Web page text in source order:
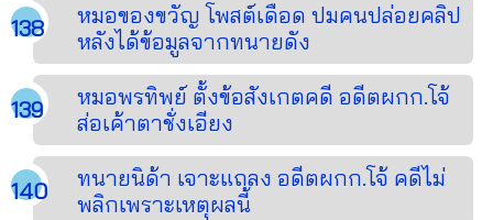
หมอของขวัญ โพสต์เดือด ปมคนปล่อยคลิป
หลังได้ข้อมูลจากทนายดัง
หมอพรทิพย์ ตั้งข้อสังเกตคดี อดีตผกก.โจ้
ส่อเค้าตาชั่งเอียง
ทนายนิด้า เจาะแถลง อดีตผกก.โจ้ คดีไม่
พลิกเพราะเหตุผลนี้